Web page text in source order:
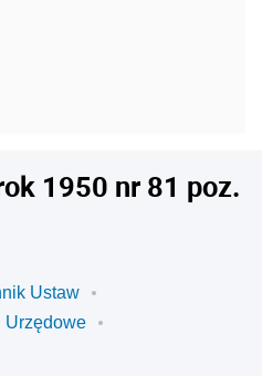
1950 nr 81 poz.
Ustaw
Urzędowe